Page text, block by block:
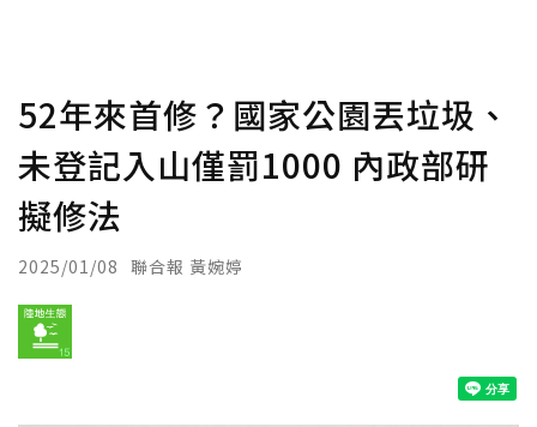
52年來首修？國家公園丟垃圾、
未登記入山僅罰1000 內政部研
擬修法
2025/01/08 聯合報 黃婉婷